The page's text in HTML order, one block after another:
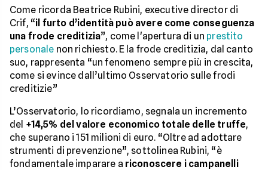
Come ricorda Beatrice Rubini, executive director di
Crif, “il furto d’identità può avere come conseguenza
una frode creditizia”, come l'apertura di un prestito
personale non richiesto. E la frode creditizia, dal canto
suo, rappresenta “un fenomeno sempre più in crescita,
come si evince dall’ultimo Osservatorio sulle frodi
creditizie”
L’Osservatorio, lo ricordiamo, segnala un incremento
del +14,5% del valore economico totale delle truffe,
che superano i 151 milioni di euro. “Oltre ad adottare
strumenti di prevenzione”, sottolinea Rubini, “è
fondamentale imparare a riconoscere i campanelli